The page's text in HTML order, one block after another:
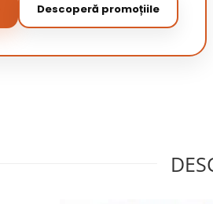
Descoperă promoțiile